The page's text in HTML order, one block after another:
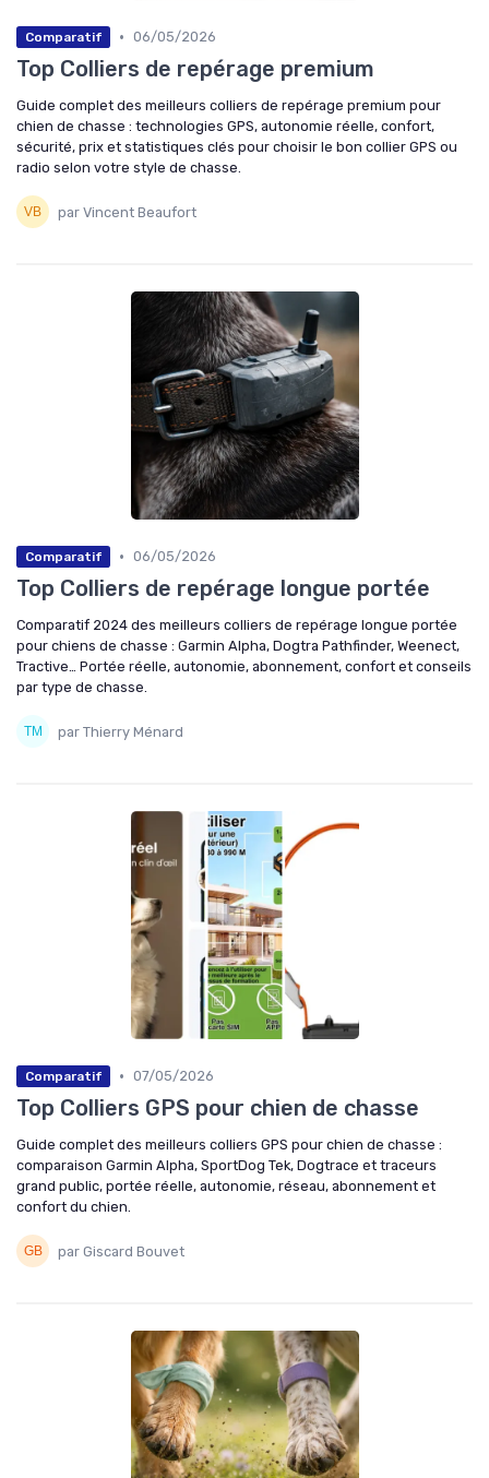
Comparatif • 06/05/2026
Top Colliers de repérage premium
Guide complet des meilleurs colliers de repérage premium pour
chien de chasse : technologies GPS, autonomie réelle, confort,
sécurité, prix et statistiques clés pour choisir le bon collier GPS ou
radio selon votre style de chasse.
par Vincent Beaufort
Comparatif • 06/05/2026
Top Colliers de repérage longue portée
Comparatif 2024 des meilleurs colliers de repérage longue portée
pour chiens de chasse : Garmin Alpha, Dogtra Pathfinder, Weenect,
Tractive… Portée réelle, autonomie, abonnement, confort et conseils
par type de chasse.
par Thierry Ménard
Comparatif • 07/05/2026
Top Colliers GPS pour chien de chasse
Guide complet des meilleurs colliers GPS pour chien de chasse :
comparaison Garmin Alpha, SportDog Tek, Dogtrace et traceurs
grand public, portée réelle, autonomie, réseau, abonnement et
confort du chien.
par Giscard Bouvet